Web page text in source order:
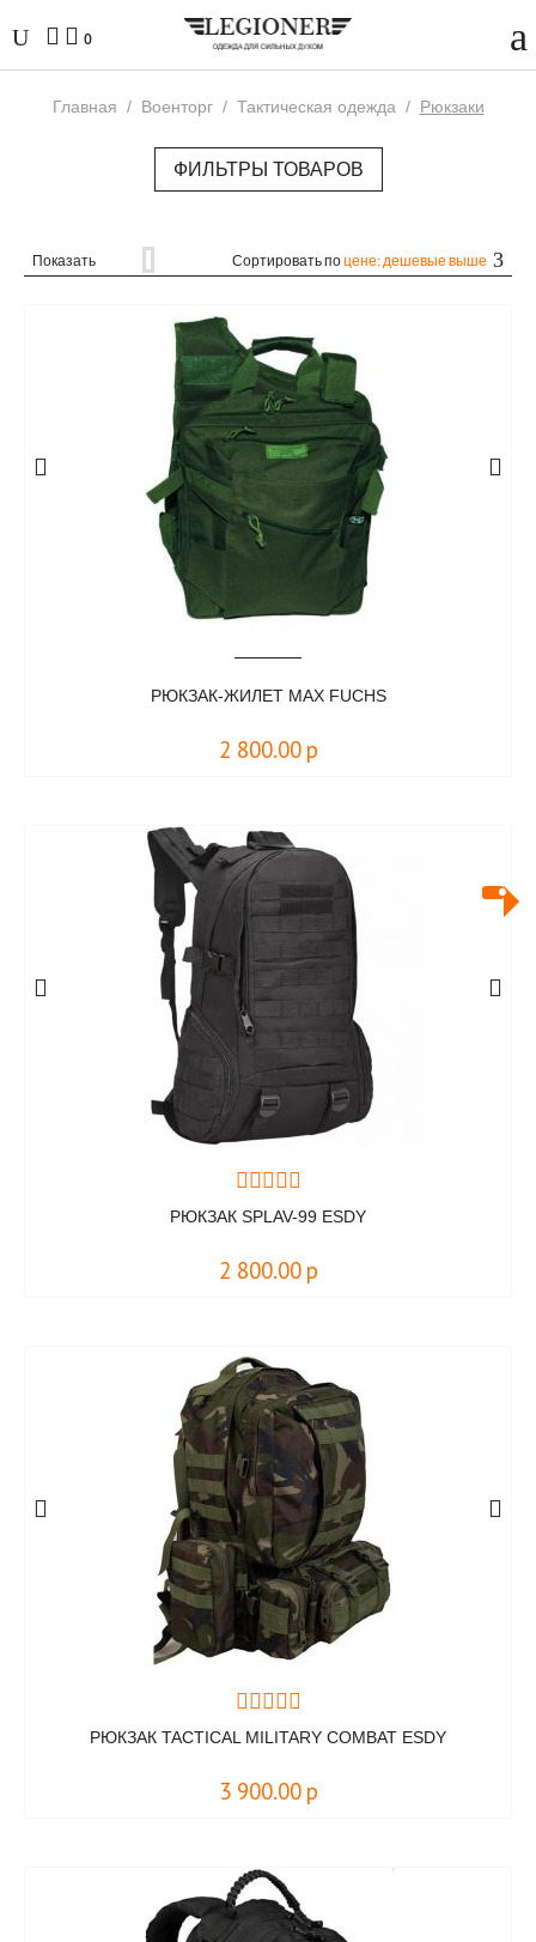
0
Главная / Военторг / Тактическая одежда / Рюкзаки
ФИЛЬТРЫ ТОВАРОВ
Показать Сортировать поцене: дешевые выше
РЮКЗАК-ЖИЛЕТ MAX FUCHS
2 800.00 р
РЮКЗАК SPLAV-99 ESDY
2 800.00 р
РЮКЗАК TACTICAL MILITARY COMBAT ESDY
3 900.00 р